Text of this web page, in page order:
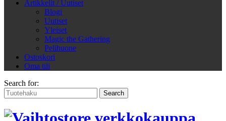
Artikkelit / Uutiset
Blogi
Uutiset
Yleiset
Magic the Gathering
Pelihuone
Ostoskori
Oma tili
Search for: